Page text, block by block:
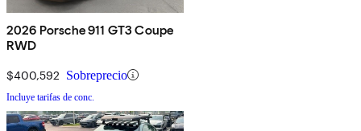
2026 Porsche 911 GT3 Coupe
RWD
$400,592 Sobreprecio
Incluye tarifas de conc.